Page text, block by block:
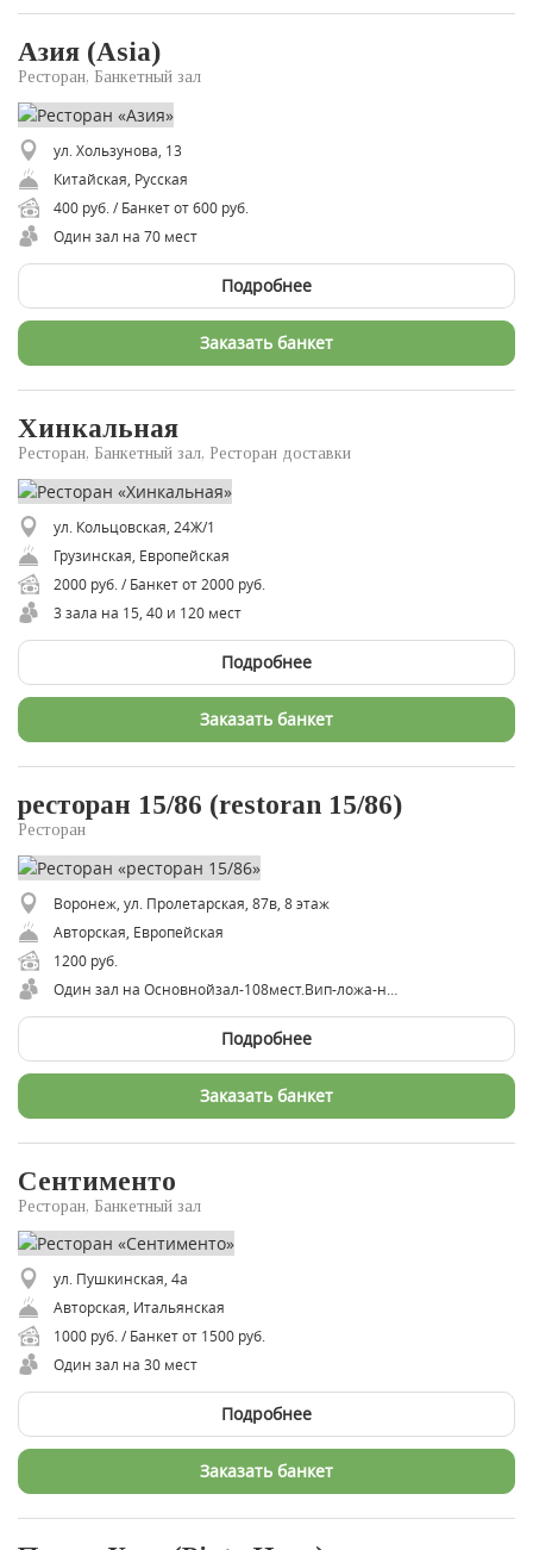
Азия (Asia)
Ресторан, Банкетный зал
ул. Хользунова, 13
Китайская, Русская
400 руб. / Банкет от 600 руб.
Один зал на 70 мест
Подробнее
Заказать банкет
Хинкальная
Ресторан, Банкетный зал, Ресторан доставки
ул. Кольцовская, 24Ж/1
Грузинская, Европейская
2000 руб. / Банкет от 2000 руб.
3 зала на 15, 40 и 120 мест
Подробнее
Заказать банкет
ресторан 15/86 (restoran 15/86)
Ресторан
Воронеж, ул. Пролетарская, 87в, 8 этаж
Авторская, Европейская
1200 руб.
Подробнее
Заказать банкет
Сентименто
Ресторан, Банкетный зал
ул. Пушкинская, 4а
Авторская, Итальянская
1000 руб. / Банкет от 1500 руб.
Один зал на 30 мест
Подробнее
Заказать банкет